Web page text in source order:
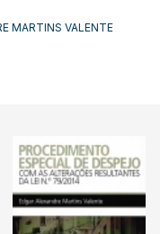
MARTINS VALENTE